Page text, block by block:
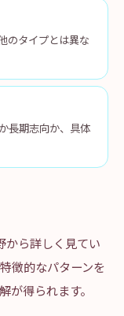
のタイプとは異な
長期志向か、具体
から詳しく見てい
徴的なパターンを
が得られます。